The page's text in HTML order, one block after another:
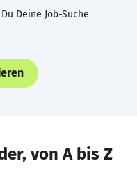
Deine Job-Suche
von A bis Z